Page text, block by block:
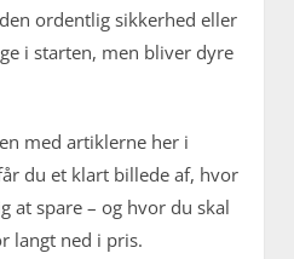
ordentlig sikkerhed eller
i starten, men bliver dyre
med artiklerne her i
du et klart billede af, hvor
at spare – og hvor du skal
langt ned i pris.